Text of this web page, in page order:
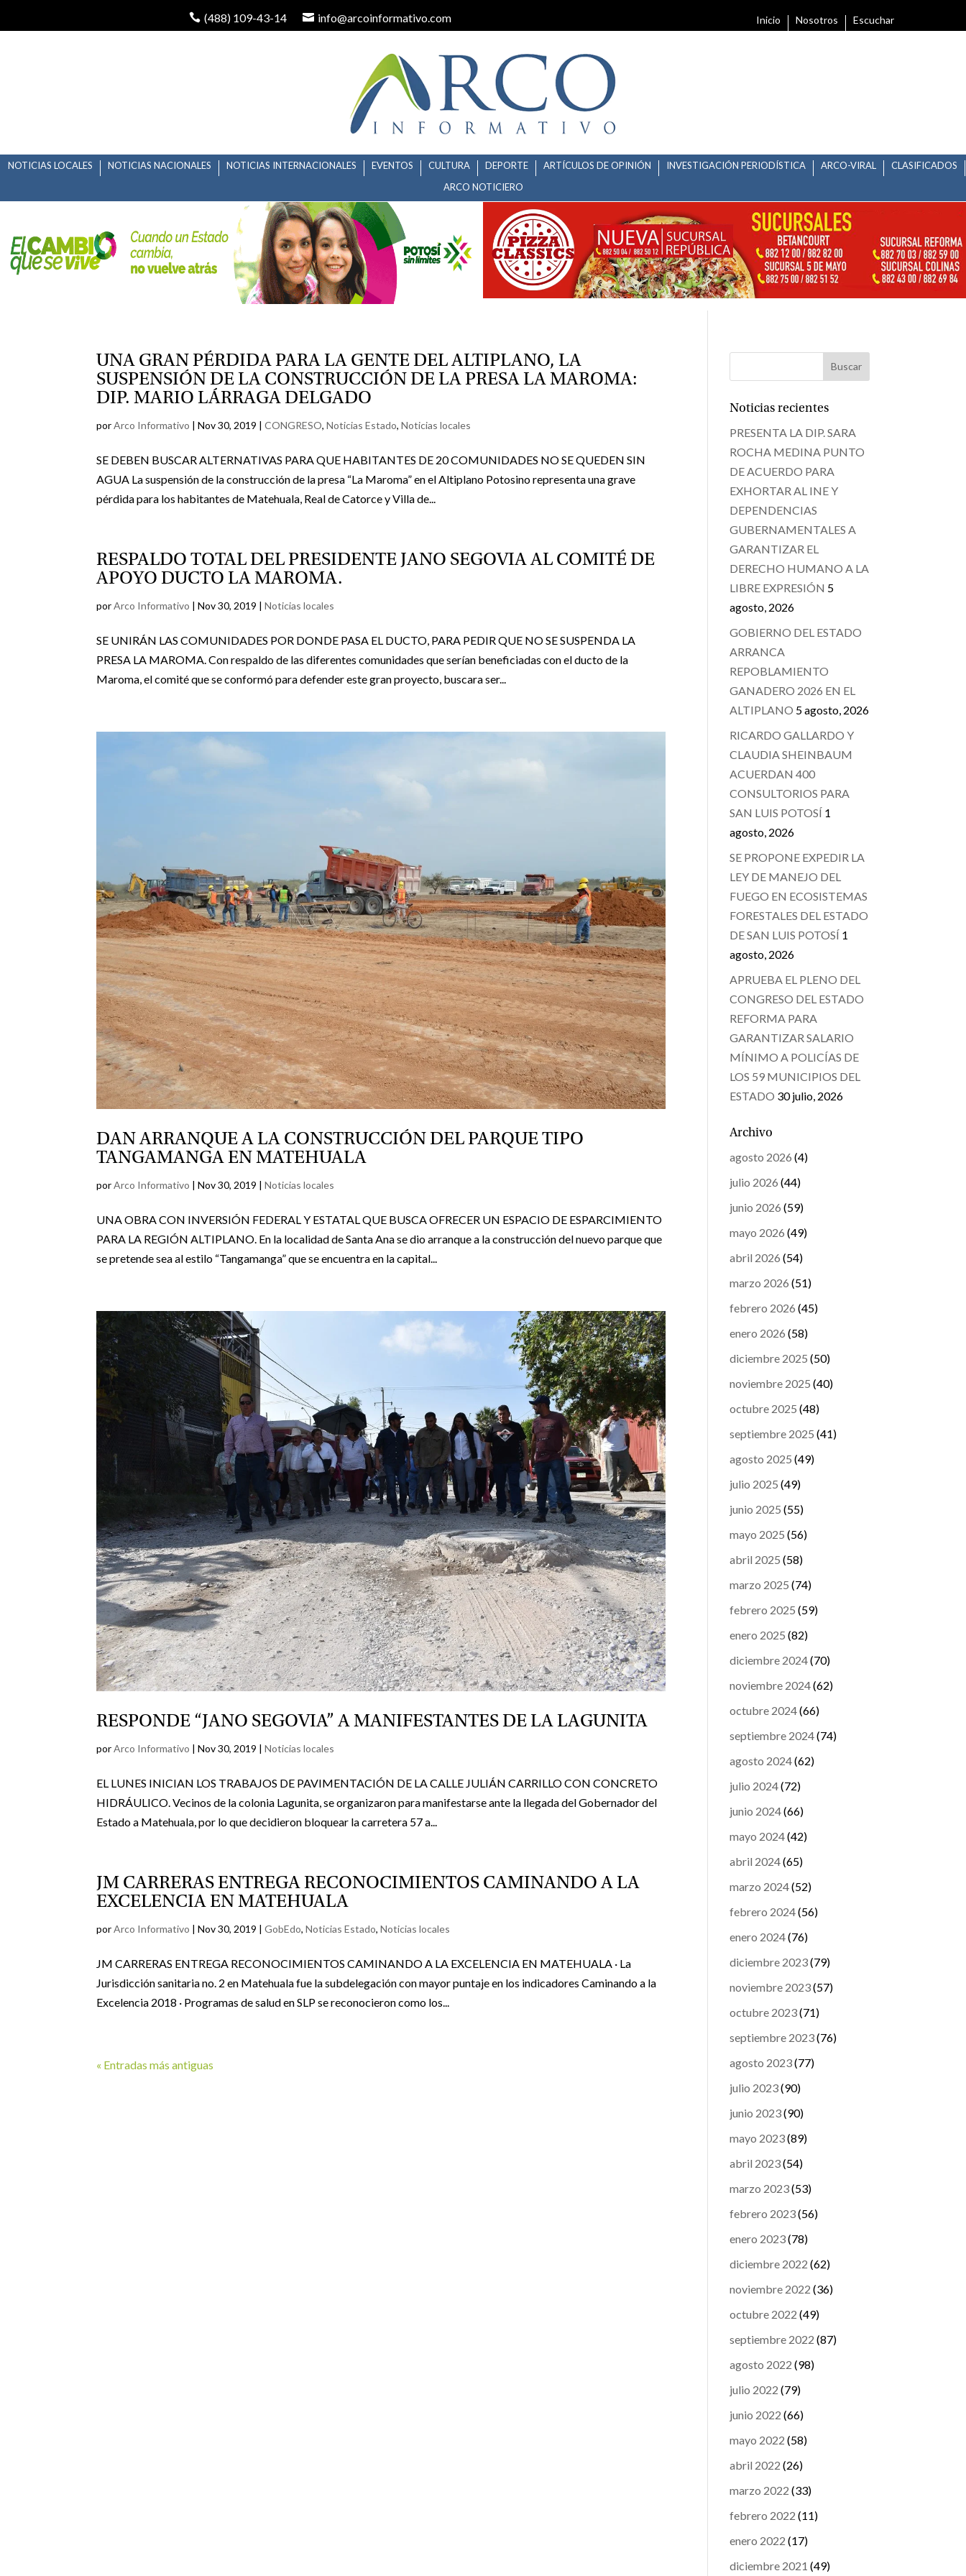
(488) 109-43-14 info@arcoinformativo.com Inicio Nosotros Escuchar
NOTICIAS LOCALES NOTICIAS NACIONALES NOTICIAS INTERNACIONALES EVENTOS CULTURA DEPORTE ARTÍCULOS DE OPINIÓN INVESTIGACIÓN PERIODÍSTICA ARCO-VIRAL
CLASIFICADOS
ARCO NOTICIERO
UNA GRAN PÉRDIDA PARA LA GENTE DEL ALTIPLANO, LA
SUSPENSIÓN DE LA CONSTRUCCIÓN DE LA PRESA LA MAROMA:
DIP. MARIO LÁRRAGA DELGADO
porArco Informativo |Nov 30, 2019 |CONGRESO,Noticias Estado,Noticias locales
SE DEBEN BUSCAR ALTERNATIVAS PARA QUE HABITANTES DE 20 COMUNIDADES NO SE QUEDEN SIN
AGUA La suspensión de la construcción de la presa “La Maroma” en el Altiplano Potosino representa una grave
pérdida para los habitantes de Matehuala, Real de Catorce y Villa de...
RESPALDO TOTAL DEL PRESIDENTE JANO SEGOVIA AL COMITÉ DE
APOYO DUCTO LA MAROMA.
porArco Informativo |Nov 30, 2019 |Noticias locales
SE UNIRÁN LAS COMUNIDADES POR DONDE PASA EL DUCTO, PARA PEDIR QUE NO SE SUSPENDA LA
PRESA LA MAROMA. Con respaldo de las diferentes comunidades que serían beneficiadas con el ducto de la
Maroma, el comité que se conformó para defender este gran proyecto, buscara ser...
DAN ARRANQUE A LA CONSTRUCCIÓN DEL PARQUE TIPO
TANGAMANGA EN MATEHUALA
porArco Informativo |Nov 30, 2019 |Noticias locales
UNA OBRA CON INVERSIÓN FEDERAL Y ESTATAL QUE BUSCA OFRECER UN ESPACIO DE ESPARCIMIENTO
PARA LA REGIÓN ALTIPLANO. En la localidad de Santa Ana se dio arranque a la construcción del nuevo parque que
se pretende sea al estilo “Tangamanga” que se encuentra en la capital...
RESPONDE “JANO SEGOVIA” A MANIFESTANTES DE LA LAGUNITA
porArco Informativo |Nov 30, 2019 |Noticias locales
EL LUNES INICIAN LOS TRABAJOS DE PAVIMENTACIÓN DE LA CALLE JULIÁN CARRILLO CON CONCRETO
HIDRÁULICO. Vecinos de la colonia Lagunita, se organizaron para manifestarse ante la llegada del Gobernador del
Estado a Matehuala, por lo que decidieron bloquear la carretera 57 a...
JM CARRERAS ENTREGA RECONOCIMIENTOS CAMINANDO A LA
EXCELENCIA EN MATEHUALA
porArco Informativo |Nov 30, 2019 |GobEdo,Noticias Estado,Noticias locales
JM CARRERAS ENTREGA RECONOCIMIENTOS CAMINANDO A LA EXCELENCIA EN MATEHUALA · La
Jurisdicción sanitaria no. 2 en Matehuala fue la subdelegación con mayor puntaje en los indicadores Caminando a la
Excelencia 2018 · Programas de salud en SLP se reconocieron como los...
« Entradas más antiguas
Noticias recientes
PRESENTA LA DIP. SARA
ROCHA MEDINA PUNTO
DE ACUERDO PARA
EXHORTAR AL INE Y
DEPENDENCIAS
GUBERNAMENTALES A
GARANTIZAR EL
DERECHO HUMANO A LA
LIBRE EXPRESIÓN 5
agosto, 2026
GOBIERNO DEL ESTADO
ARRANCA
REPOBLAMIENTO
GANADERO 2026 EN EL
ALTIPLANO 5 agosto, 2026
RICARDO GALLARDO Y
CLAUDIA SHEINBAUM
ACUERDAN 400
CONSULTORIOS PARA
SAN LUIS POTOSÍ 1
agosto, 2026
SE PROPONE EXPEDIR LA
LEY DE MANEJO DEL
FUEGO EN ECOSISTEMAS
FORESTALES DEL ESTADO
DE SAN LUIS POTOSÍ 1
agosto, 2026
APRUEBA EL PLENO DEL
CONGRESO DEL ESTADO
REFORMA PARA
GARANTIZAR SALARIO
MÍNIMO A POLICÍAS DE
LOS 59 MUNICIPIOS DEL
ESTADO 30 julio, 2026
Archivo
agosto 2026 (4)
julio 2026 (44)
junio 2026 (59)
mayo 2026 (49)
abril 2026 (54)
marzo 2026 (51)
febrero 2026 (45)
enero 2026 (58)
diciembre 2025 (50)
noviembre 2025 (40)
octubre 2025 (48)
septiembre 2025 (41)
agosto 2025 (49)
julio 2025 (49)
junio 2025 (55)
mayo 2025 (56)
abril 2025 (58)
marzo 2025 (74)
febrero 2025 (59)
enero 2025 (82)
diciembre 2024(70)
noviembre 2024(62)
octubre 2024(66)
septiembre 2024(74)
agosto 2024(62)
julio 2024(72)
junio 2024(66)
mayo 2024(42)
abril 2024(65)
marzo 2024(52)
febrero 2024(56)
enero 2024(76)
diciembre 2023(79)
noviembre 2023(57)
octubre 2023(71)
septiembre 2023(76)
agosto 2023(77)
julio 2023(90)
junio 2023(90)
mayo 2023(89)
abril 2023(54)
marzo 2023(53)
febrero 2023(56)
enero 2023(78)
diciembre 2022 (62)
noviembre 2022 (36)
octubre 2022 (49)
septiembre 2022 (87)
agosto 2022 (98)
julio 2022 (79)
junio 2022 (66)
mayo 2022 (58)
abril 2022 (26)
marzo 2022 (33)
febrero 2022 (11)
enero 2022 (17)
diciembre 2021 (49)